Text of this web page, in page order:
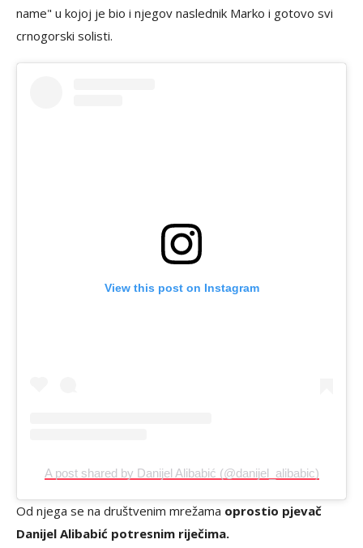
name" u kojoj je bio i njegov naslednik Marko i gotovo svi
crnogorski solisti.
View this post on Instagram
A post shared by Danijel Alibabić (@danijel_alibabic)
Od njega se na društvenim mrežama oprostio pjevač
Danijel Alibabić potresnim riječima.